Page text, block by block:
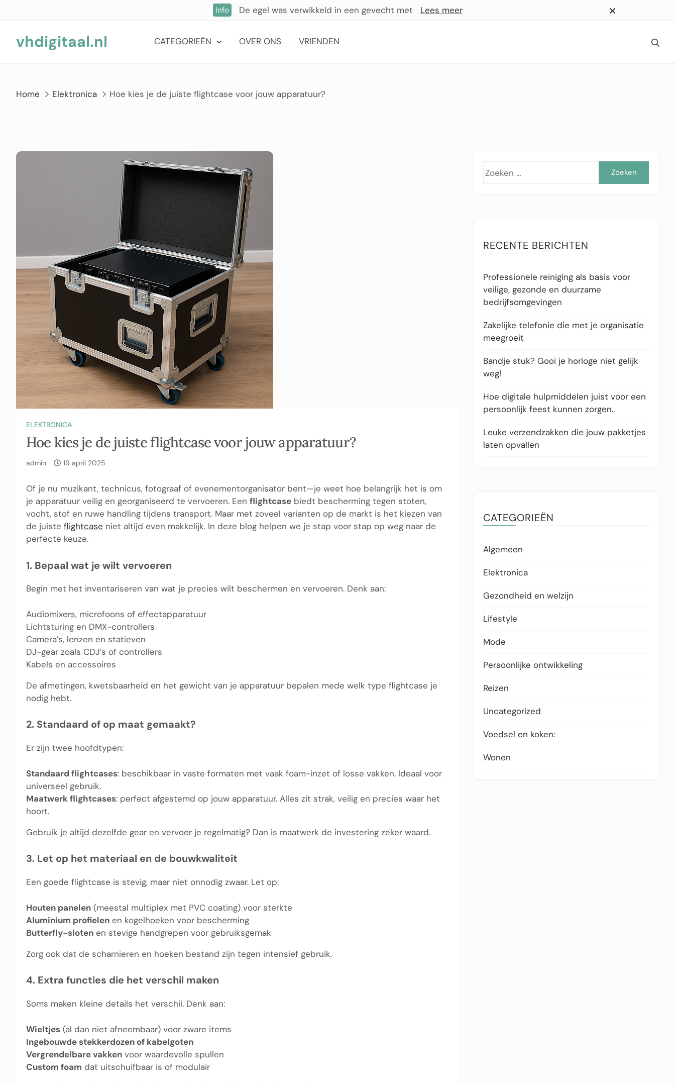
inhoud
Info De egel was verwikkeld in een gevecht met Lees meer
vhdigitaal.nl CATEGORIEËN OVER ONS VRIENDEN
Home Elektronica Hoe kies je de juiste flightcase voor jouw apparatuur?
ELEKTRONICA
Hoe kies je de juiste flightcase voor jouw apparatuur?
admin 19 april 2025
Of je nu muzikant, technicus, fotograaf of evenementorganisator bent—je weet hoe belangrijk het is om
je apparatuur veilig en georganiseerd te vervoeren. Een flightcase biedt bescherming tegen stoten,
vocht, stof en ruwe handling tijdens transport. Maar met zoveel varianten op de markt is het kiezen van
de juiste flightcase niet altijd even makkelijk. In deze blog helpen we je stap voor stap op weg naar de
perfecte keuze.
1. Bepaal wat je wilt vervoeren
Begin met het inventariseren van wat je precies wilt beschermen en vervoeren. Denk aan:
Audiomixers, microfoons of effectapparatuur
Lichtsturing en DMX-controllers
Camera’s, lenzen en statieven
DJ-gear zoals CDJ’s of controllers
Kabels en accessoires
De afmetingen, kwetsbaarheid en het gewicht van je apparatuur bepalen mede welk type flightcase je
nodig hebt.
2. Standaard of op maat gemaakt?
Er zijn twee hoofdtypen:
Standaard flightcases: beschikbaar in vaste formaten met vaak foam-inzet of losse vakken. Ideaal voor
universeel gebruik.
Maatwerk flightcases: perfect afgestemd op jouw apparatuur. Alles zit strak, veilig en precies waar het
hoort.
Gebruik je altijd dezelfde gear en vervoer je regelmatig? Dan is maatwerk de investering zeker waard.
3. Let op het materiaal en de bouwkwaliteit
Een goede flightcase is stevig, maar niet onnodig zwaar. Let op:
Houten panelen (meestal multiplex met PVC coating) voor sterkte
Aluminium profielen en kogelhoeken voor bescherming
Butterfly-sloten en stevige handgrepen voor gebruiksgemak
Zorg ook dat de scharnieren en hoeken bestand zijn tegen intensief gebruik.
4. Extra functies die het verschil maken
Soms maken kleine details het verschil. Denk aan:
Wieltjes (al dan niet afneembaar) voor zware items
Ingebouwde stekkerdozen of kabelgoten
Vergrendelbare vakken voor waardevolle spullen
Custom foam dat uitschuifbaar is of modulair
RECENTE BERICHTEN
Professionele reiniging als basis voor
veilige, gezonde en duurzame
bedrijfsomgevingen
Zakelijke telefonie die met je organisatie
meegroeit
Bandje stuk? Gooi je horloge niet gelijk
weg!
Hoe digitale hulpmiddelen juist voor een
persoonlijk feest kunnen zorgen..
Leuke verzendzakken die jouw pakketjes
laten opvallen
CATEGORIEËN
Algemeen
Elektronica
Gezondheid en welzijn
Lifestyle
Mode
Persoonlijke ontwikkeling
Reizen
Uncategorized
Voedsel en koken:
Wonen